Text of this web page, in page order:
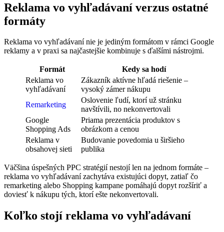
Reklama vo vyhľadávaní verzus ostatné
formáty
Reklama vo vyhľadávaní nie je jediným formátom v rámci Google
reklamy a v praxi sa najčastejšie kombinuje s ďalšími nástrojmi.
Formát
Kedy sa hodí
Reklama vo
vyhľadávaní
Zákazník aktívne hľadá riešenie –
vysoký zámer nákupu
Remarketing
Oslovenie ľudí, ktorí už stránku
navštívili, no nekonvertovali
Google
Shopping Ads
Priama prezentácia produktov s
obrázkom a cenou
Reklama v
obsahovej sieti
Budovanie povedomia u širšieho
publika
Väčšina úspešných PPC stratégií nestojí len na jednom formáte –
reklama vo vyhľadávaní zachytáva existujúci dopyt, zatiaľ čo
remarketing alebo Shopping kampane pomáhajú dopyt rozšíriť a
doviesť k nákupu tých, ktorí ešte nekonvertovali.
Koľko stojí reklama vo vyhľadávaní